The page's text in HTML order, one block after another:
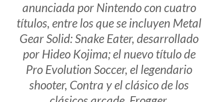
anunciada por Nintendo con cuatro
títulos, entre los que se incluyen Metal
Gear Solid: Snake Eater, desarrollado
por Hideo Kojima; el nuevo título de
Pro Evolution Soccer, el legendario
shooter, Contra y el clásico de los